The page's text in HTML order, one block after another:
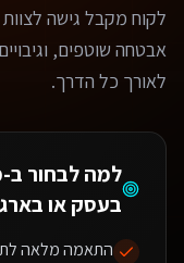
לקוח מקבל גישה
אבטחה שוטפים,
לאורך כל הדרך.
למה לבחור ב-
בעסק או
התאמה מלאה